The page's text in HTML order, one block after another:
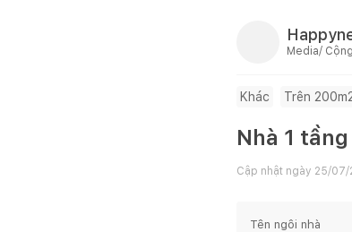
Media/
Khác Trên
Nhà 1
Cập nhật ngày 25/07/
Tên ngôi nhà